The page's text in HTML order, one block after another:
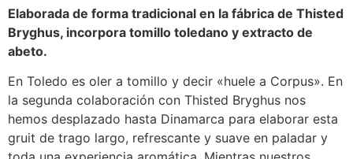
Elaborada de forma tradicional en la fábrica de Thisted
Bryghus, incorpora tomillo toledano y extracto de
abeto.
En Toledo es oler a tomillo y decir «huele a Corpus». En
la segunda colaboración con Thisted Bryghus nos
hemos desplazado hasta Dinamarca para elaborar esta
gruit de trago largo, refrescante y suave en paladar y